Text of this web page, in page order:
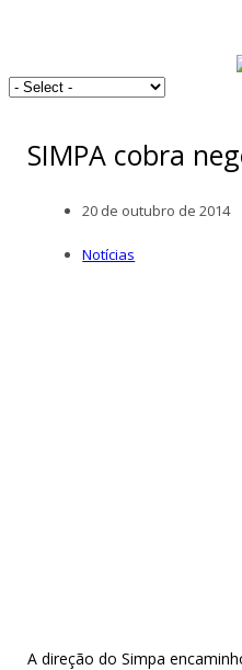
SIMPA cobra
20 de outubro de 2014
Notícias
A direção do Simpa